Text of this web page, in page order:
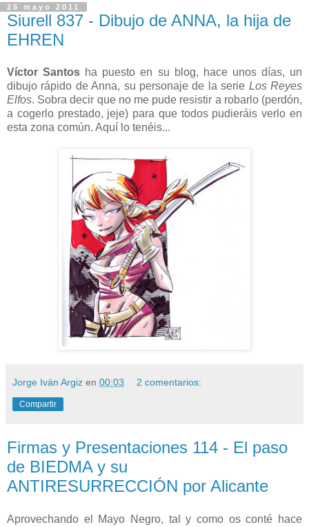
25 mayo 2011
Siurell 837 - Dibujo de ANNA, la hija de
EHREN
Víctor Santos ha puesto en su blog, hace unos días, un
dibujo rápido de Anna, su personaje de la serie Los Reyes
Elfos. Sobra decir que no me pude resistir a robarlo (perdón,
a cogerlo prestado, jeje) para que todos pudieráis verlo en
esta zona común. Aquí lo tenéis...
Jorge Iván Argiz en 00:03 2 comentarios:
Compartir
Firmas y Presentaciones 114 - El paso
de BIEDMA y su
ANTIRESURRECCIÓN por Alicante
Aprovechando el Mayo Negro, tal y como os conté hace